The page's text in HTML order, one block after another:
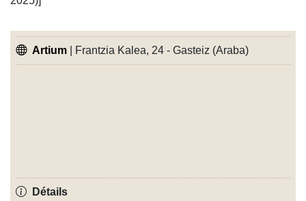
Artium | Frantzia Kalea, 24 - Gasteiz (Araba)
Détails